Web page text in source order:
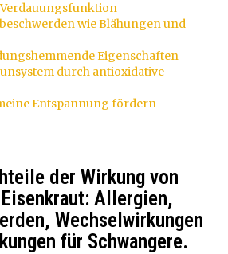
wie Blähungen und
Eigenschaften
durch antioxidative
Entspannung fördern
der Wirkung von
Allergien,
Wechselwirkungen
für Schwangere.